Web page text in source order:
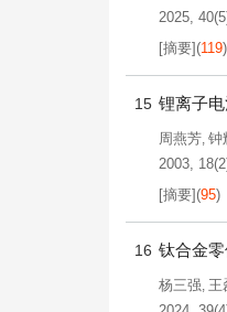
2025,
[摘要](119)
15 锂离子
周燕芳, 钟
2003,
[摘要](95)
16 钛合金
杨三强, 王